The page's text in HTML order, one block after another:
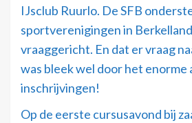
IJsclub Ruurlo. De SFB
sportverenigingen in
vraaggericht. En dat er vraag
was bleek wel door het enorme
inschrijvingen!
Op de eerste cursusavond bij